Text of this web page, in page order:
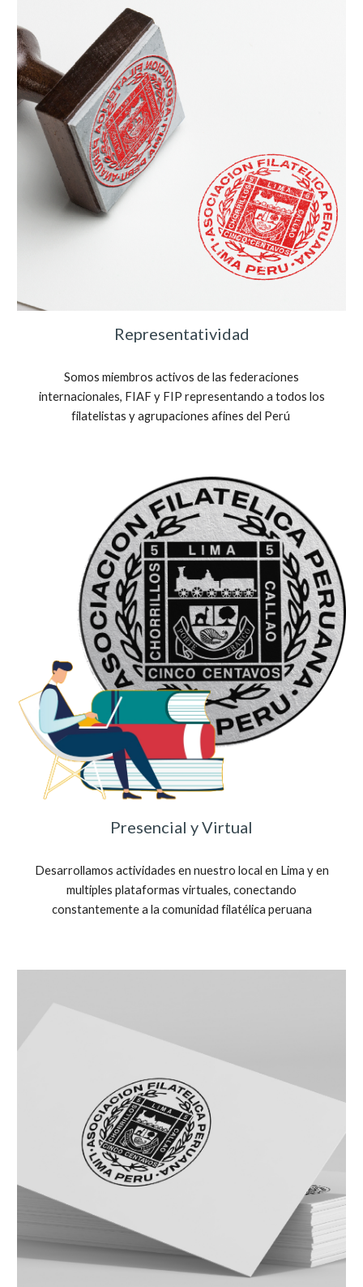
Representatividad
Somos miembros activos de las federaciones
internacionales, FIAF y FIP representando a todos los
filatelistas y agrupaciones afines del Perú
Presencial y Virtual
Desarrollamos actividades en nuestro local en Lima y en
multiples plataformas virtuales, conectando
constantemente a la comunidad filatélica peruana